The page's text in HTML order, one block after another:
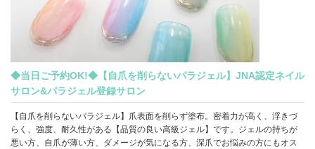
◆当日ご予約OK!◆【自爪を削らないパラジェル】JNA認定ネイル
サロン&パラジェル登録サロン
【自爪を削らないパラジェル】爪表面を削らず塗布。密着力が高く、浮きづ
らく、強度、耐久性がある【品質の良い高級ジェル】です。ジェルの持ちが
悪い方、自爪が薄い方、ダメージが気になる方、深爪でお悩みの方にもオス